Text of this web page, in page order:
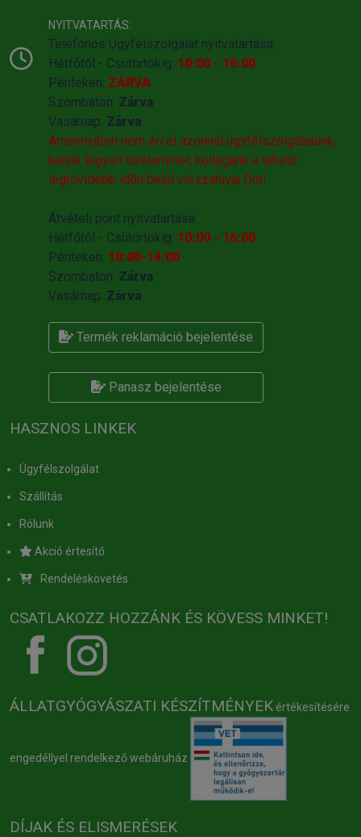
NYITVATARTÁS:
Telefonos Ügyfélszolgálat nyitvatartása:
Hétfőtől - Csütörtökig: 10:00 - 16:00
Pénteken: ZÁRVA
Szombaton: Zárva
Vasárnap: Zárva
Amennyiben nem éri el azonnal ügyfélszolgálatunk,
kérjük legyen türelemmel, kollégánk a lehető
legrövidebb időn belül visszahivja Önt!
Átvételi pont nyitvatartása:
Hétfőtől - Csütörtökig: 10:00 - 16:00
Pénteken: 10:00-14:00
Szombaton: Zárva
Vasárnap: Zárva
Termék reklamáció bejelentése
Panasz bejelentése
HASZNOS LINKEK
Ügyfélszolgálat
Szállítás
Rólunk
Akció értesítő
Rendeléskövetés
CSATLAKOZZ HOZZÁNK ÉS KÖVESS MINKET!
ÁLLATGYÓGYÁSZATI KÉSZÍTMÉNYEK értékesítésére
engedéllyel rendelkező webáruház
DÍJAK ÉS ELISMERÉSEK